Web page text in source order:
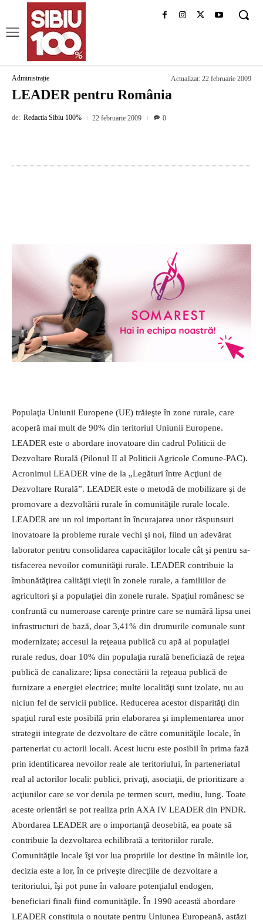
Administrație Actualizat: 22 februarie 2009
LEADER pentru România
de: Redactia Sibiu 100% 22 februarie 2009 0
Populaţia Uniunii Europene (UE) trăieşte în zone rurale, care
acoperă mai mult de 90% din teritoriul Uniunii Europene.
LEADER este o abordare inovatoare din cadrul Politicii de
Dezvoltare Rurală (Pilonul II al Politicii Agricole Comune-PAC).
Acronimul LEADER vine de la „Legături între Acţiuni de
Dezvoltare Rurală”. LEADER este o metodă de mobilizare şi de
promovare a dezvoltării rurale în comunităţile rurale locale.
LEADER are un rol important în încurajarea unor răspunsuri
inovatoare la probleme rurale vechi şi noi, fiind un adevărat
laborator pentru consolidarea ca­pacităţilor locale cât şi pentru sa­
tisfacerea nevoilor comunităţii ru­rale. LEADER contribuie la
îmbu­nătăţirea calităţii vieţii în zonele rurale, a familiilor de
agricultori şi a populaţiei din zonele rurale. Spaţiul românesc se
confruntă cu numeroase carenţe printre care se numără lipsa unei
infrastructuri de bază, doar 3,41% din drumurile comunale sunt
modernizate; accesul la reţeaua publică cu apă al populaţiei
rurale redus, doar 10% din populaţia rurală beneficiază de reţea
publică de canalizare; lipsa conectării la reţeaua publică de
furnizare a energiei electrice; multe localităţi sunt izolate, nu au
niciun fel de servicii publice. Reducerea acestor disparităţi din
spaţiul rural este posibilă prin elaborarea şi implementarea unor
strategii integrate de dezvoltare de către comunităţile locale, în
parteneriat cu actorii locali. Acest lucru este posibil în prima fază
prin identificarea nevoilor reale ale teritoriului, în parteneriatul
real al actorilor locali: publici, privaţi, asociaţii, de prioritizare a
acţiunilor care se vor derula pe termen scurt, mediu, lung. Toate
aceste orientări se pot realiza prin AXA IV LEADER din PNDR.
Abordarea LEADER are o importanţă deosebită, ea poate să
contribuie la dezvoltarea echilibrată a teritoriilor rurale.
Comunităţile locale îşi vor lua propriile lor destine în mâinile lor,
decizia este a lor, în ce priveşte direcţiile de dezvoltare a
teritoriului, îşi pot pune în valoare potenţialul endogen,
beneficiari finali fiind comunităţile. În 1990 această abordare
LEADER constituia o noutate pentru Uniunea Europeană, astăzi